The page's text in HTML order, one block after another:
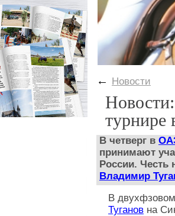
← Новости
турнире
В четверг в
принимают
России. Честь
Владимир
В
Туганов на